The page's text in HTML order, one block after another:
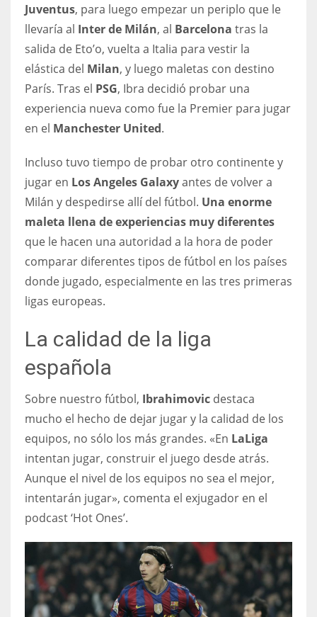
NE
16
OAK
19
24
MIA
17
DAL
22
26
Juventus, para luego empezar un periplo que le
llevaría al Inter de Milán, al Barcelona tras la
salida de Eto’o, vuelta a Italia para vestir la
elástica del Milan, y luego maletas con destino
París. Tras el PSG, Ibra decidió probar una
experiencia nueva como fue la Premier para jugar
en el Manchester United.
Incluso tuvo tiempo de probar otro continente y
jugar en Los Angeles Galaxyantes de volver a
Milán y despedirse allí del fútbol. Una enorme
maleta llena de experiencias muy diferentes
que le hacen una autoridad a la hora de poder
comparar diferentes tipos de fútbol en los países
donde jugado, especialmente en las tres primeras
ligas europeas.
La calidad de la liga
española
Sobre nuestro fútbol, Ibrahimovic destaca
mucho el hecho de dejar jugar y la calidad de los
equipos, no sólo los más grandes. «En LaLiga
intentan jugar, construir el juego desde atrás.
Aunque el nivel de los equipos no sea el mejor,
intentarán jugar», comenta el exjugador en el
podcast ‘Hot Ones’.